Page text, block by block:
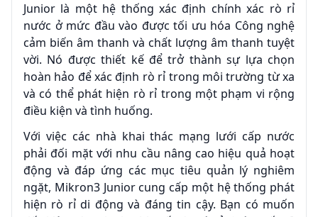
Junior là một hệ thống xác định chính xác rò rỉ
nước ở mức đầu vào được tối ưu hóa Công nghệ
cảm biến âm thanh và chất lượng âm thanh tuyệt
vời. Nó được thiết kế để trở thành sự lựa chọn
hoàn hảo để xác định rò rỉ trong môi trường từ xa
và có thể phát hiện rò rỉ trong một phạm vi rộng
điều kiện và tình huống.
Với việc các nhà khai thác mạng lưới cấp nước
phải đối mặt với nhu cầu nâng cao hiệu quả hoạt
động và đáp ứng các mục tiêu quản lý nghiêm
ngặt, Mikron3 Junior cung cấp một hệ thống phát
hiện rò rỉ di động và đáng tin cậy. Bạn có muốn